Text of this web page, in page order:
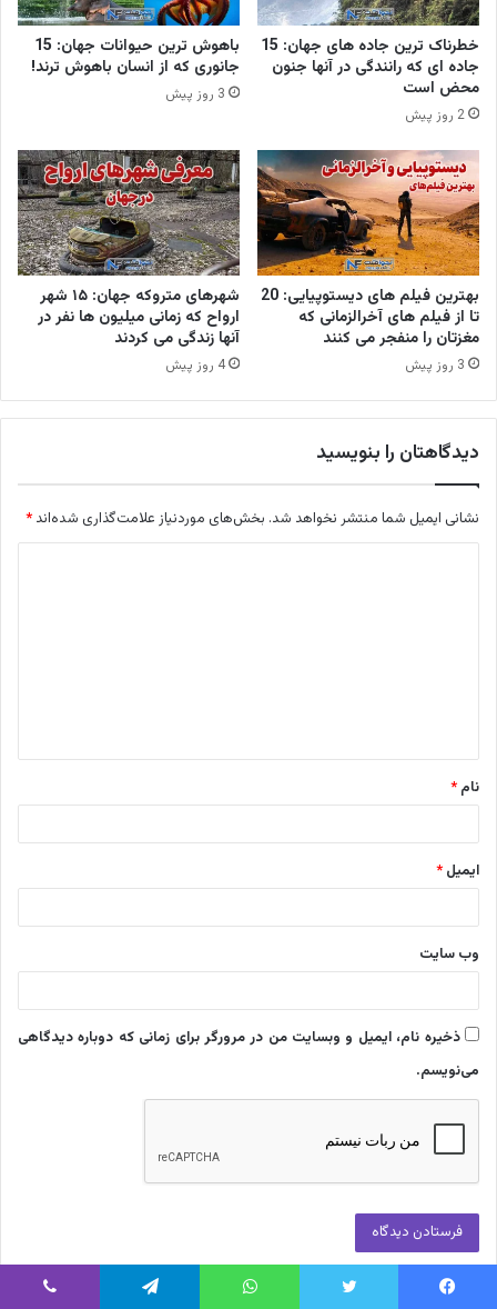
خطرناک ترین جاده های جهان: 15
جاده ای که رانندگی در آنها جنون
محض است
2 روز پیش
باهوش ترین حیوانات جهان: 15
جانوری که از انسان باهوش ترند!
3 روز پیش
بهترین فیلم های دیستوپیایی: 20
تا از فیلم های آخرالزمانی که
مغزتان را منفجر می کنند
3 روز پیش
شهرهای متروکه جهان: ۱۵ شهر
ارواح که زمانی میلیون ها نفر در
آنها زندگی می کردند
4 روز پیش
دیدگاهتان را بنویسید
نشانی ایمیل شما منتشر نخواهد شد. بخش‌های موردنیاز علامت‌گذاری شده‌اند *
*
نام *
ایمیل *
وب‌ سایت
ذخیره نام، ایمیل و وبسایت من در مرورگر برای زمانی که دوباره دیدگاهی
می‌نویسم.